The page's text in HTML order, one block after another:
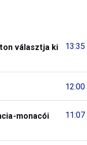
13:35
választja ki
12:00
11:07
monacói